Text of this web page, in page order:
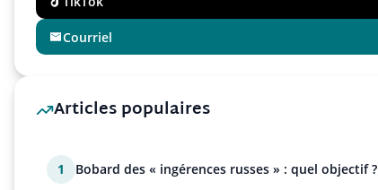
Courriel
Articles populaires
1 Bobard des « ingérences russes » : quel objectif ?